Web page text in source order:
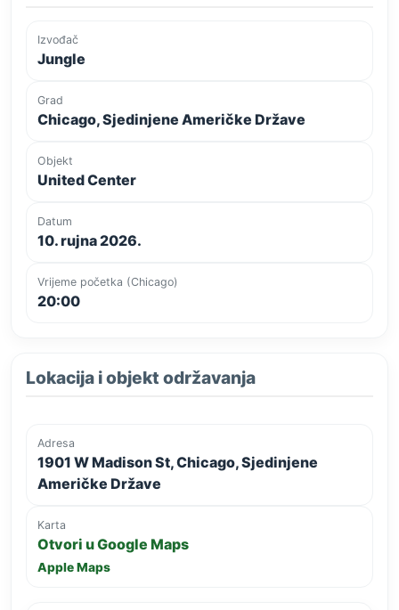
Izvođač
Jungle
Grad
Chicago, Sjedinjene Američke Države
Objekt
United Center
Datum
10. rujna 2026.
Vrijeme početka (Chicago)
20:00
Lokacija i objekt održavanja
Adresa
1901 W Madison St, Chicago, Sjedinjene
Američke Države
Karta
Otvori u Google Maps
Apple Maps